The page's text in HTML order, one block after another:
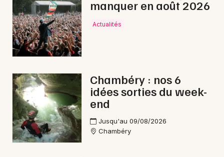
manquer en août 2026
Actualités
Chambéry : nos 6
idées sorties du week-
end
Jusqu'au 09/08/2026
Chambéry